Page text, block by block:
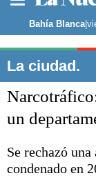
Noticias
Deportes
Bahía Blanca|
La ciudad.
un
Se rechazó
condenado en